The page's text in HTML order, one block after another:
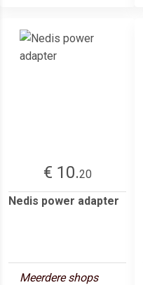
€ 10.20
Nedis power adapter
Meerdere shops